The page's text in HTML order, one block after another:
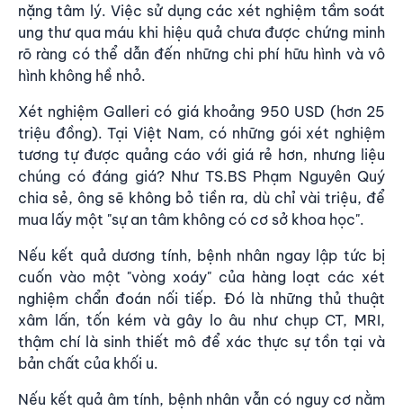
nặng tâm lý. Việc sử dụng các xét nghiệm tầm soát
ung thư qua máu khi hiệu quả chưa được chứng minh
rõ ràng có thể dẫn đến những chi phí hữu hình và vô
hình không hề nhỏ.
Xét nghiệm Galleri có giá khoảng 950 USD (hơn 25
triệu đồng). Tại Việt Nam, có những gói xét nghiệm
tương tự được quảng cáo với giá rẻ hơn, nhưng liệu
chúng có đáng giá? Như TS.BS Phạm Nguyên Quý
chia sẻ, ông sẽ không bỏ tiền ra, dù chỉ vài triệu, để
mua lấy một "sự an tâm không có cơ sở khoa học".
Nếu kết quả dương tính, bệnh nhân ngay lập tức bị
cuốn vào một "vòng xoáy" của hàng loạt các xét
nghiệm chẩn đoán nối tiếp. Đó là những thủ thuật
xâm lấn, tốn kém và gây lo âu như chụp CT, MRI,
thậm chí là sinh thiết mô để xác thực sự tồn tại và
bản chất của khối u.
Nếu kết quả âm tính, bệnh nhân vẫn có nguy cơ nằm